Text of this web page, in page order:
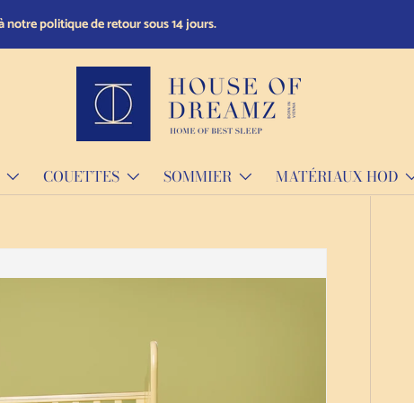
COUETTES SOMMIER MATÉRIAUX HOD